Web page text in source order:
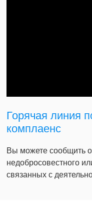
Горячая линия
комплаенс
Вы можете сообщить
недобросовестного
связанных с